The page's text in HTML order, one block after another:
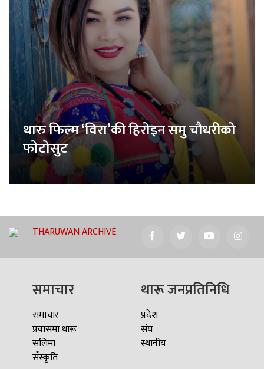
थारु फिल्म ‘विरा’की हिरोइन समु चौधरीको
फोटोसुट
THARUWAN ARCHIVE
समाचार
समाचार
प्रवासमा थारू
सलिमा
सँस्कृति
थारू जनप्रतिनिधि
प्रदेश
संघ
स्थानीय